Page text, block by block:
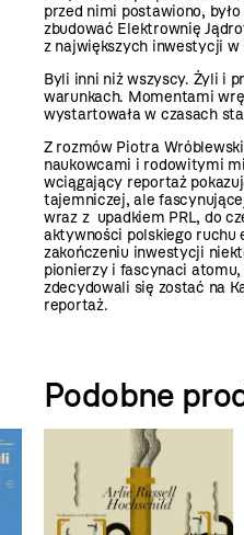
przed nimi postawiono,
zbudować Elektrownię
z największych inwestycji w
Byli inni niż wszyscy. Żyli i
warunkach. Momentami
wystartowała w czasach
Z rozmów Piotra
naukowcami i rodowitymi
wciągający reportaż
tajemniczej, ale
wraz z upadkiem PRL, do
aktywności polskiego ruchu
zakończeniu inwestycji
pionierzy i fascynaci
zdecydowali się zostać na
reportaż.
Podobne